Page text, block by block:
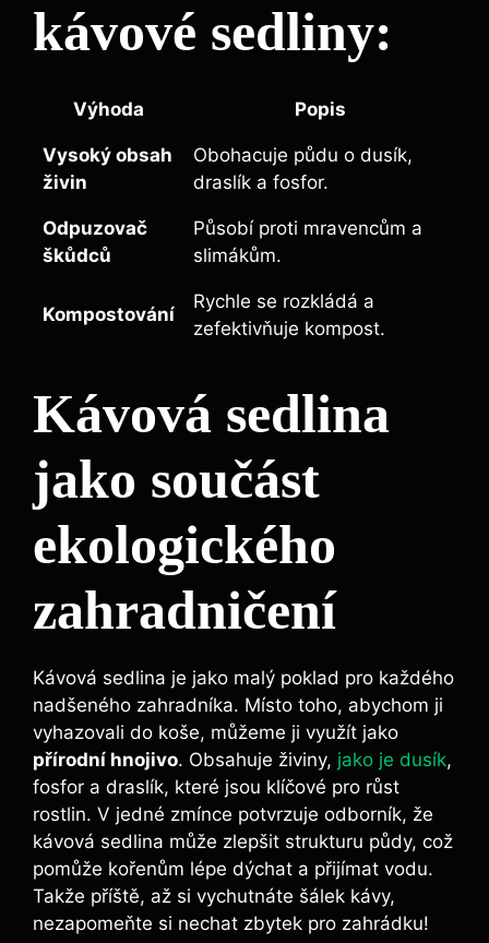
kávové sedliny:
Výhoda Popis
Vysoký‌ obsah
živin
Obohacuje půdu ‍o dusík,
draslík a fosfor.
Odpuzovač
‍škůdců
Působí proti mravencům a
slimákům.
Kompostování
Rychle se‌ rozkládá a
⁣zefektivňuje kompost.
Kávová sedlina
jako součást
ekologického
zahradničení
Kávová sedlina je jako malý ⁣poklad pro každého
nadšeného zahradníka. Místo toho, abychom ji
vyhazovali do koše, můžeme ji využít⁣ jako
přírodní hnojivo. Obsahuje ⁣živiny, ⁢ jako je dusík,
fosfor ⁤a draslík, které jsou klíčové pro růst‍
rostlin. V jedné zmínce potvrzuje odborník, že
kávová sedlina ‌může⁤ zlepšit strukturu půdy, což
pomůže kořenům lépe dýchat a přijímat vodu.‌
Takže příště, až si vychutnáte šálek kávy,
nezapomeňte si nechat zbytek⁣ pro zahrádku!